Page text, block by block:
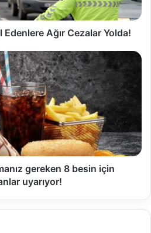
Edenlere Ağır Cezalar Yolda!
gereken 8 besin için
uyarıyor!